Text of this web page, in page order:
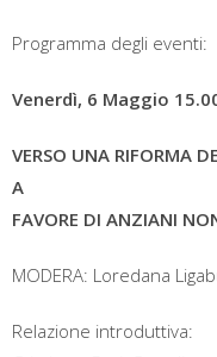
Programma degli eventi:
Venerdì, 6 Maggio
VERSO UNA RIFORMA
A
FAVORE DI ANZIANI
MODERA: Loredana
Relazione introduttiva: